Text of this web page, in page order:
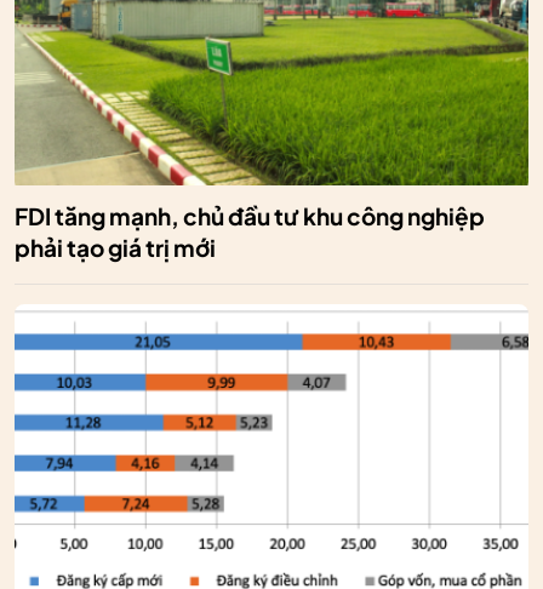
FDI tăng mạnh, chủ đầu tư khu công nghiệp
phải tạo giá trị mới